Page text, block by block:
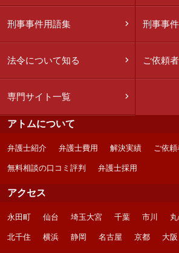
刑事事件用語集 刑事事
法令について知る ご依頼
専門サイト一覧
アトムについて
弁護士紹介 弁護士費用 解決実績 ご依
無料相談の口コミ評判 弁護士採用
アクセス
永田町 仙台 埼玉大宮 千葉 市川
北千住 横浜 静岡 名古屋 京都 大阪